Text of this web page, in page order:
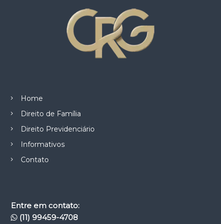
Home
Direito de Família
Direito Previdenciário
Informativos
Contato
Entre em contato:
(11) 99459-4708